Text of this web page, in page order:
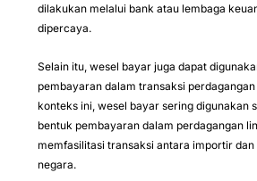
dilakukan melalui bank atau lembaga
dipercaya.
Selain itu, wesel bayar juga dapat
pembayaran dalam transaksi
konteks ini, wesel bayar sering digunakan
bentuk pembayaran dalam perdagangan
memfasilitasi transaksi antara importir
negara.